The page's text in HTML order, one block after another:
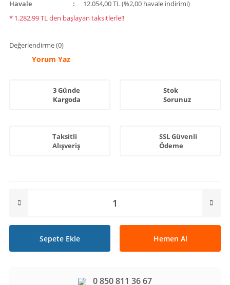
Havale
12.054,00 TL (%2,00 havale indirimi)
* 1.282,99 TL den başlayan taksitlerle!!
Değerlendirme (0)
Yorum Yaz
3 Günde
Kargoda
Stok
Sorunuz
Taksitli
Alışveriş
SSL Güvenli
Ödeme
Sepete Ekle Hemen Al
0 850 811 36 67